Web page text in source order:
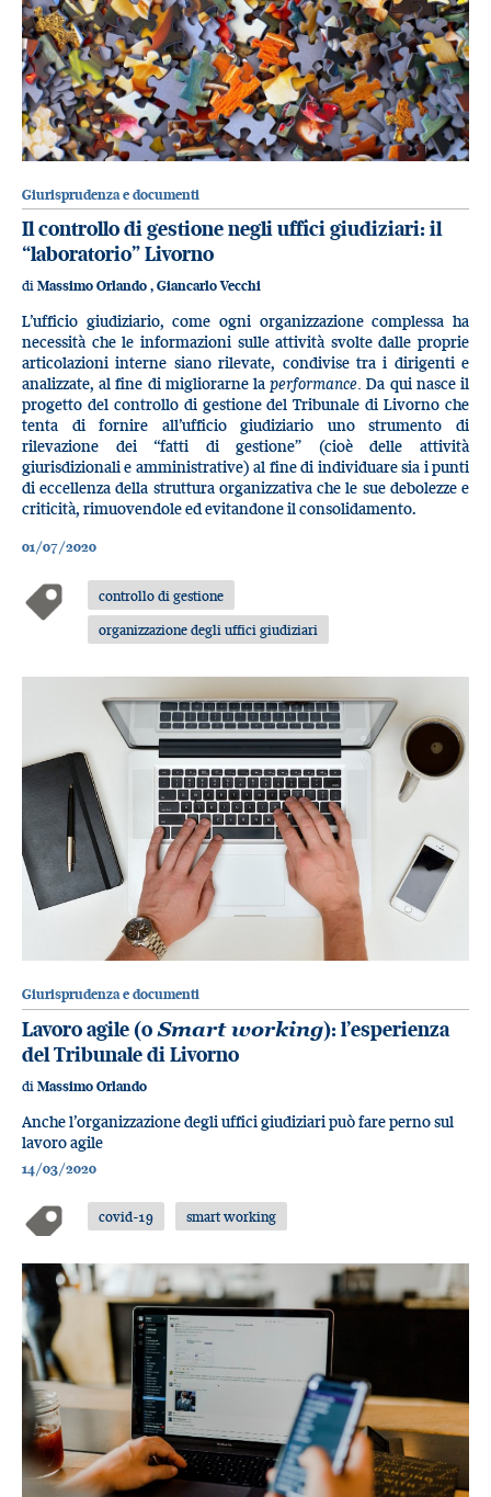
Giurisprudenza e documenti
Il controllo di gestione negli uffici giudiziari: il
“laboratorio” Livorno
di Massimo Orlando , Giancarlo Vecchi
L’ufficio giudiziario, come ogni organizzazione complessa ha
necessità che le informazioni sulle attività svolte dalle proprie
articolazioni interne siano rilevate, condivise tra i dirigenti e
analizzate, al fine di migliorarne laperformance. Da qui nasce il
progetto del controllo di gestione del Tribunale di Livorno che
tenta di fornire all’ufficio giudiziario uno strumento di
rilevazione dei “fatti di gestione” (cioè delle attività
giurisdizionali e amministrative) al fine di individuare sia i punti
di eccellenza della struttura organizzativa che le sue debolezze e
criticità, rimuovendole ed evitandone il consolidamento.
01/07/2020
controllo di gestione
organizzazione degli uffici giudiziari
Giurisprudenza e documenti
Lavoro agile (oSmart working): l’esperienza
del Tribunale di Livorno
di Massimo Orlando
Anche l’organizzazione degli uffici giudiziari può fare perno sul
lavoro agile
14/03/2020
covid-19 smart working